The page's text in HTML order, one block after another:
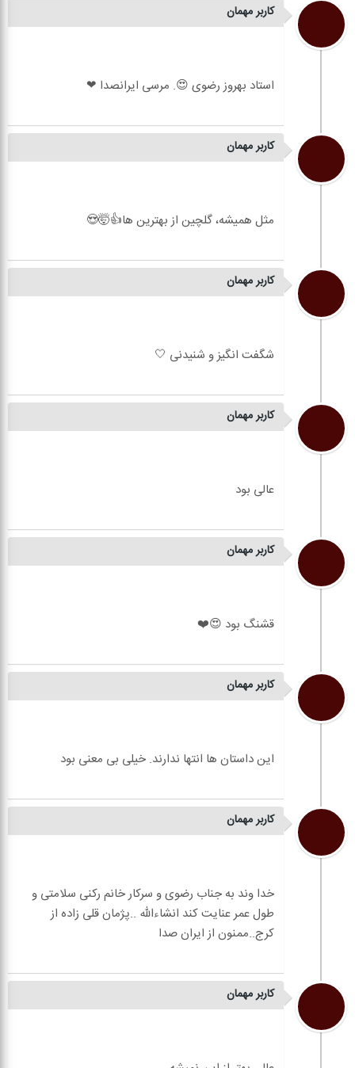
کاربر مهمان
کاربر مهمان
کاربر مهمان
کاربر مهمان
کاربر مهمان
کاربر مهمان
کاربر مهمان
خدا وند به جناب رضوی و سرکار خانم رکنی سلامتی و
طول عمر عنایت کند انشاءالله ..پژمان قلی زاده از
کاربر مهمان